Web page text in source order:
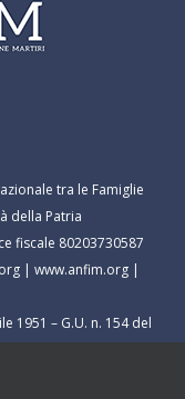
tra le Famiglie
della Patria
fiscale 80203730587
| www.anfim.org |
1951 – G.U. n. 154 del